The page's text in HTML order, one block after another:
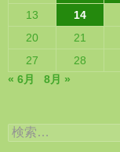
13
14
20
21
27
28
« 6月
8月 »
検
索: